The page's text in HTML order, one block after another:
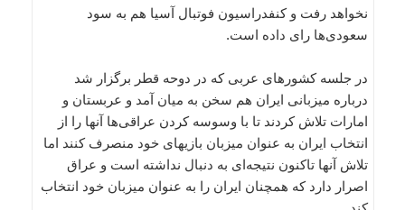
نخواهد رفت و کنفدراسیون فوتبال آسیا هم به سود
سعودی‌ها رای داده است.
در جلسه کشورهای عربی که در دوحه قطر برگزار شد
درباره میزبانی ایران هم سخن به میان آمد و عربستان و
امارات تلاش کردند تا با وسوسه کردن عراقی‌ها آنها را از
انتخاب ایران به عنوان میزبان بازیهای خود منصرف کنند اما
تلاش آنها تاکنون نتیجه‌ای به دنبال نداشته است و عراق
اصرار دارد که همچنان ایران را به عنوان میزبان خود انتخاب